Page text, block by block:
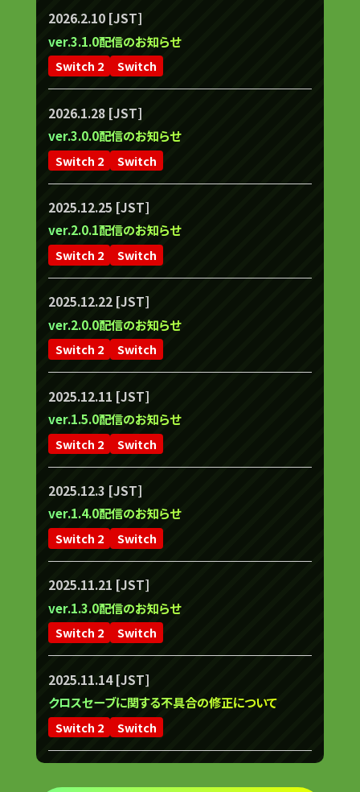
2026.2.10 [JST]
ver.3.1.0配信のお知らせ
Switch 2 Switch
2026.1.28 [JST]
ver.3.0.0配信のお知らせ
Switch 2 Switch
2025.12.25 [JST]
ver.2.0.1配信のお知らせ
Switch 2 Switch
2025.12.22 [JST]
ver.2.0.0配信のお知らせ
Switch 2 Switch
2025.12.11 [JST]
ver.1.5.0配信のお知らせ
Switch 2 Switch
2025.12.3 [JST]
ver.1.4.0配信のお知らせ
Switch 2 Switch
2025.11.21 [JST]
ver.1.3.0配信のお知らせ
Switch 2 Switch
2025.11.14 [JST]
クロスセーブに関する不具合の修正について
Switch 2 Switch